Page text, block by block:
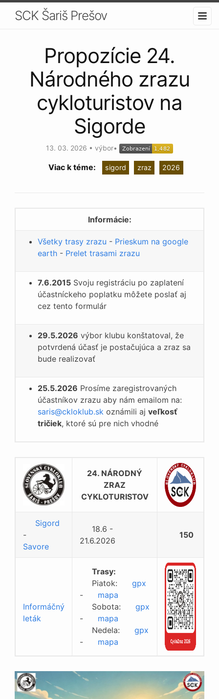
SCK Šariš Prešov
Propozície 24.
Národného zrazu
cykloturistov na
Sigorde
13. 03. 2026 • výbor•
sigord zraz 2026
Informácie:
Všetky trasy zrazu - Prieskum na google
earth - Prelet trasami zrazu
7.6.2015 Svoju registráciu po zaplatení
účastníckeho poplatku môžete poslať aj
cez tento formulár
29.5.2026 výbor klubu konštatoval, že
potvrdená účasť je postačujúca a zraz sa
bude realizovať
25.5.2026 Prosíme zaregistrovaných
účastníkov zrazu aby nám emailom na:
saris@ckloklub.sk oznámili aj veľkosť
tričiek, ktoré sú pre nich vhodné
24. NÁRODNÝ
ZRAZ
CYKLOTURISTOV
Sigord
-
Savore
18.6 -
21.6.2026
150
Informáčný
leták
Trasy:
Piatok:
gpx
-
mapa
Sobota:
gpx
-
mapa
Nedela:
gpx
-
mapa